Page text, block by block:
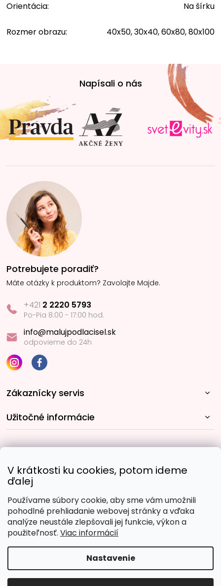
V krátkosti ku cookies, potom ideme
ďalej
Používame súbory cookie, aby sme vám umožnili
pohodlné prehliadanie webovej stránky a vďaka
analýze neustále zlepšovali jej funkcie, výkon a
použiteľnosť. Viac informácií
Nastavenie
Orientácia: Na šírku
Rozmer obrazu: 40x50, 30x40, 60x80, 80x100
t
i
e
Napísali o nás
Potrebujete poradiť?
Máte otázky k produktom? Zavolajte Majde.
+421 2 2220 5793
Po-Pia 8:00 - 17:00 hod.
info@malujpodlacisel.sk
odpovieme do 24h
Zákaznícky servis
Užitočné informácie
Obľúbené spôsoby platby:
Copyright 2026Malujpodlacisel.sk. Všetky práva
vyhradené.Upraviť nastavenie cookies